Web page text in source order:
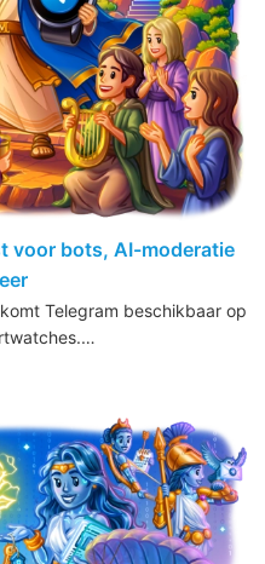
voor bots, AI-moderatie
Telegram beschikbaar op